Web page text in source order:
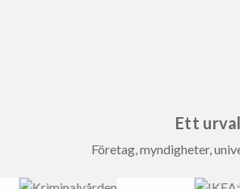
Ett
Företag, myndigheter,